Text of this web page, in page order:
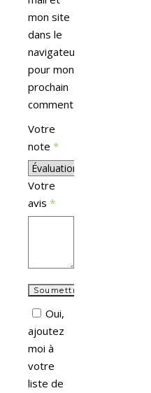
mon site
dans le
navigateur
pour mon
prochain
commentaire.
Votre
note *
Votre
avis *
Oui,
ajoutez
moi à
votre
liste de